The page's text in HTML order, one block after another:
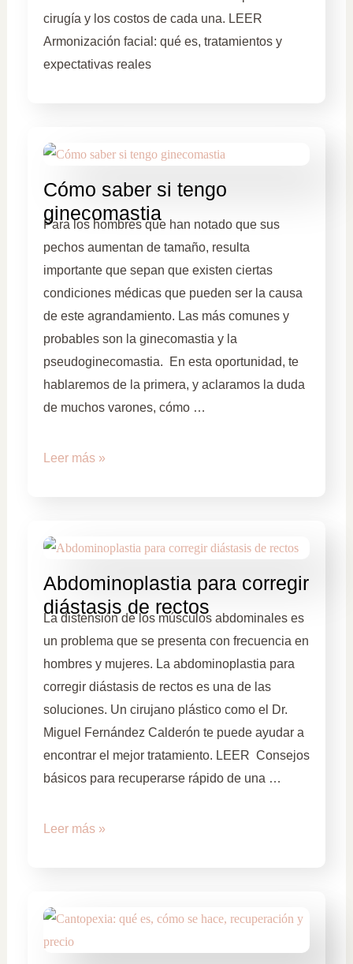
cirugía y los costos de cada una. LEER
Armonización facial: qué es, tratamientos y
expectativas reales
Cómo saber si tengo
ginecomastia
Para los hombres que han notado que sus
pechos aumentan de tamaño, resulta
importante que sepan que existen ciertas
condiciones médicas que pueden ser la causa
de este agrandamiento. Las más comunes y
probables son la ginecomastia y la
pseudoginecomastia. En esta oportunidad, te
hablaremos de la primera, y aclaramos la duda
de muchos varones, cómo …
Leer más »
Abdominoplastia para corregir
diástasis de rectos
La distensión de los músculos abdominales es
un problema que se presenta con frecuencia en
hombres y mujeres. La abdominoplastia para
corregir diástasis de rectos es una de las
soluciones. Un cirujano plástico como el Dr.
Miguel Fernández Calderón te puede ayudar a
encontrar el mejor tratamiento. LEER Consejos
básicos para recuperarse rápido de una …
Leer más »